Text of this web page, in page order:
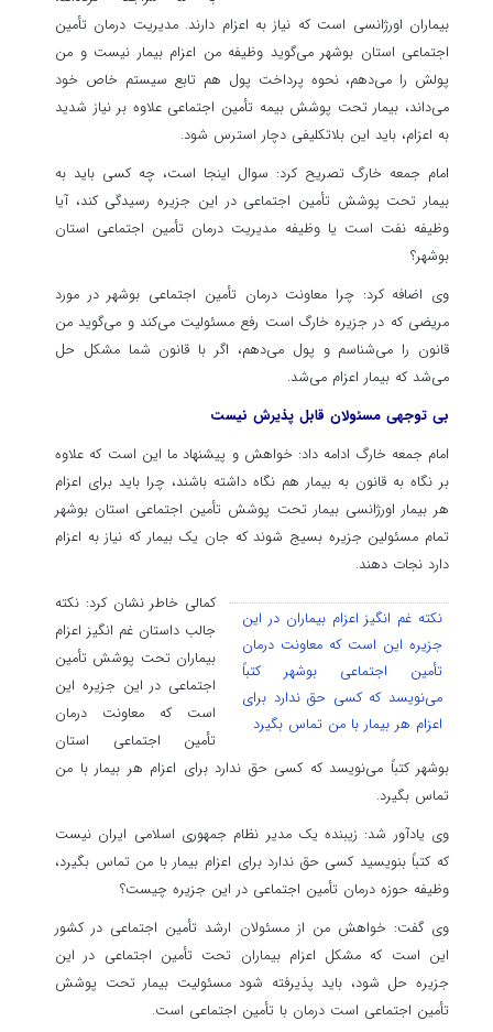
بیماران اورژانسی است که نیاز به اعزام دارند. مدیریت درمان تأمین
اجتماعی استان بوشهر می‌گوید وظیفه من اعزام بیمار نیست و من
پولش را می‌دهم، نحوه پرداخت پول هم تابع سیستم خاص خود
می‌داند، بیمار تحت پوشش بیمه تأمین اجتماعی علاوه بر نیاز شدید
به اعزام، باید این بلاتکلیفی دچار استرس شود.
امام جمعه خارگ تصریح کرد: سوال اینجا است، چه کسی باید به
بیمار تحت پوشش تأمین اجتماعی در این جزیره رسیدگی کند، آیا
وظیفه نفت است یا وظیفه مدیریت درمان تأمین اجتماعی استان
بوشهر؟
وی اضافه کرد: چرا معاونت درمان تأمین اجتماعی بوشهر در مورد
مریضی که در جزیره خارگ است رفع مسئولیت می‌کند و می‌گوید من
قانون را می‌شناسم و پول می‌دهم، اگر با قانون شما مشکل حل
می‌شد که بیمار اعزام می‌شد.
بی توجهی مسئولان قابل پذیرش نیست
امام جمعه خارگ ادامه داد: خواهش و پیشنهاد ما این است که علاوه
بر نگاه به قانون به بیمار هم نگاه داشته باشند، چرا باید برای اعزام
هر بیمار اورژانسی بیمار تحت پوشش تأمین اجتماعی استان بوشهر
تمام مسئولین جزیره بسیج شوند که جان یک بیمار که نیاز به اعزام
دارد نجات دهند.
نکته غم انگیز اعزام بیماران در این
جزیره این است که معاونت درمان
تأمین اجتماعی بوشهر کتباً
می‌نویسد که کسی حق ندارد برای
اعزام هر بیمار با من تماس بگیرد
کمالی خاطر نشان کرد: نکته
جالب داستان غم انگیز اعزام
بیماران تحت پوشش تأمین
اجتماعی در این جزیره این
است که معاونت درمان
تأمین اجتماعی استان
بوشهر کتباً می‌نویسد که کسی حق ندارد برای اعزام هر بیمار با من
تماس بگیرد.
وی یادآور شد: زیبنده یک مدیر نظام جمهوری اسلامی ایران نیست
که کتباً بنویسید کسی حق ندارد برای اعزام بیمار با من تماس بگیرد،
وظیفه حوزه درمان تأمین اجتماعی در این جزیره چیست؟
وی گفت: خواهش من از مسئولان ارشد تأمین اجتماعی در کشور
این است که مشکل اعزام بیماران تحت تأمین اجتماعی در این
جزیره حل شود، باید پذیرفته شود مسئولیت بیمار تحت پوشش
تأمین اجتماعی است درمان با تأمین اجتماعی است.